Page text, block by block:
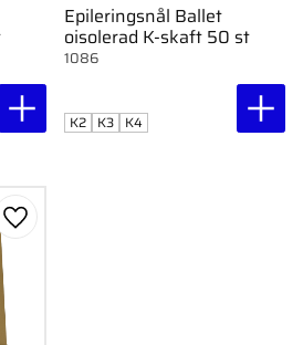
Epileringsnål Ballet
oisolerad K-skaft 50 st
1086
K2 K3 K4
Lägg till i favoriter